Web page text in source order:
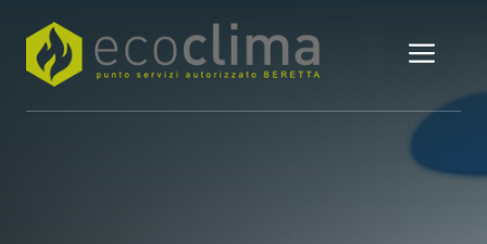
contenuto